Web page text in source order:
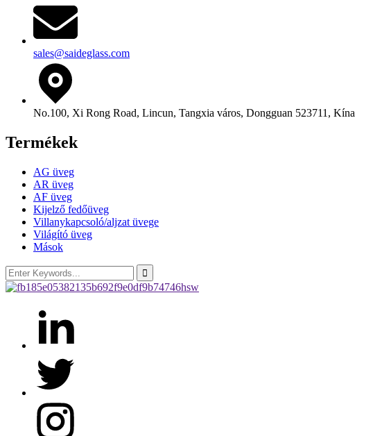
sales@saideglass.com
No.100, Xi Rong Road, Lincun, Tangxia város, Dongguan 523711, Kína
Termékek
AG üveg
AR üveg
AF üveg
Kijelző fedőüveg
Villanykapcsoló/aljzat üvege
Világító üveg
Mások